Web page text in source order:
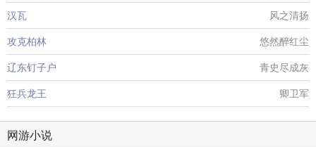
汉瓦 风之清扬
攻克柏林 悠然醉红尘
辽东钉子户 青史尽成灰
狂兵龙王 卿卫军
网游小说